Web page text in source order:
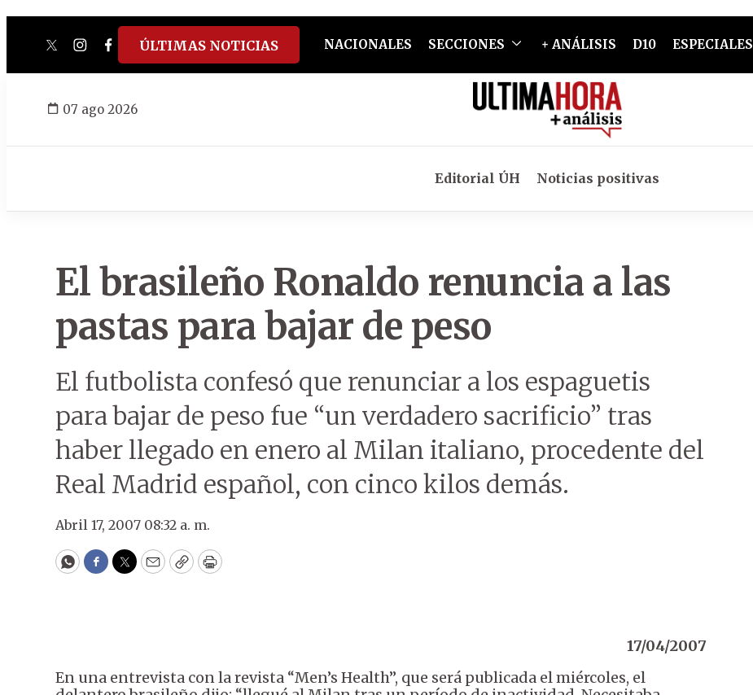
twitterinstagram
facebook
tiktokyoutube
spotify
ÚLTIMAS NOTICIAS NACIONALES SECCIONES + ANÁLISIS D10 ESPECIALES
07 ago 2026
Editorial ÚH Noticias positivas
El brasileño Ronaldo renuncia a las
pastas para bajar de peso
El futbolista confesó que renunciar a los espaguetis
para bajar de peso fue “un verdadero sacrificio” tras
haber llegado en enero al Milan italiano, procedente del
Real Madrid español, con cinco kilos demás.
Abril 17, 2007 08:32 a. m.
WhatsApp
Facebook
Twitter
EmailCopyPrint
17/04/2007
En una entrevista con la revista “Men’s Health”, que será publicada el miércoles, el